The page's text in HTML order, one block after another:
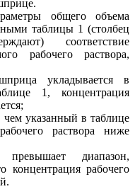
общего объема
таблицы 1 (столбец
соответствие
рабочего раствора,
укладывается в
1, концентрация
указанный в таблице
раствора ниже
диапазон,
рабочего